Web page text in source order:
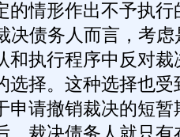
的情形作出不予执行
债务人而言，考虑
和执行程序中反对
选择。这种选择也
申请撤销裁决的短